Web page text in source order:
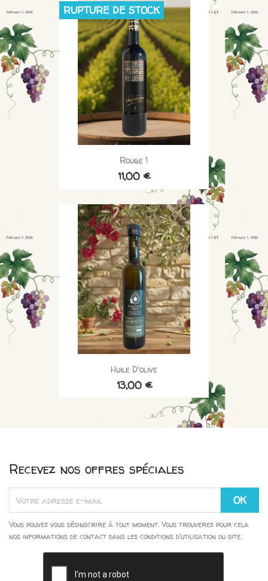
Rouge 1
11,00 €
RUPTURE DE STOCK
Huile D'olive
13,00 €
Recevez nos offres spéciales
Vous pouvez vous désinscrire à tout moment. Vous trouverez pour cela
nos informations de contact dans les conditions d'utilisation du site.